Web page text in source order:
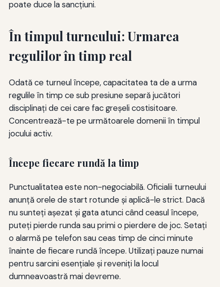
poate duce la sancțiuni.
În timpul turneului: Urmarea
regulilor în timp real
Odată ce turneul începe, capacitatea ta de a urma
regulile în timp ce sub presiune separă jucători
disciplinați de cei care fac greșeli costisitoare.
Concentrează-te pe următoarele domenii în timpul
jocului activ.
Începe fiecare rundă la timp
Punctualitatea este non-negociabilă. Oficialii turneului
anunță orele de start rotunde și aplică-le strict. Dacă
nu sunteți așezat și gata atunci când ceasul începe,
puteți pierde runda sau primi o pierdere de joc. Setați
o alarmă pe telefon sau ceas timp de cinci minute
înainte de fiecare rundă începe. Utilizați pauze numai
pentru sarcini esențiale și reveniți la locul
dumneavoastră mai devreme.